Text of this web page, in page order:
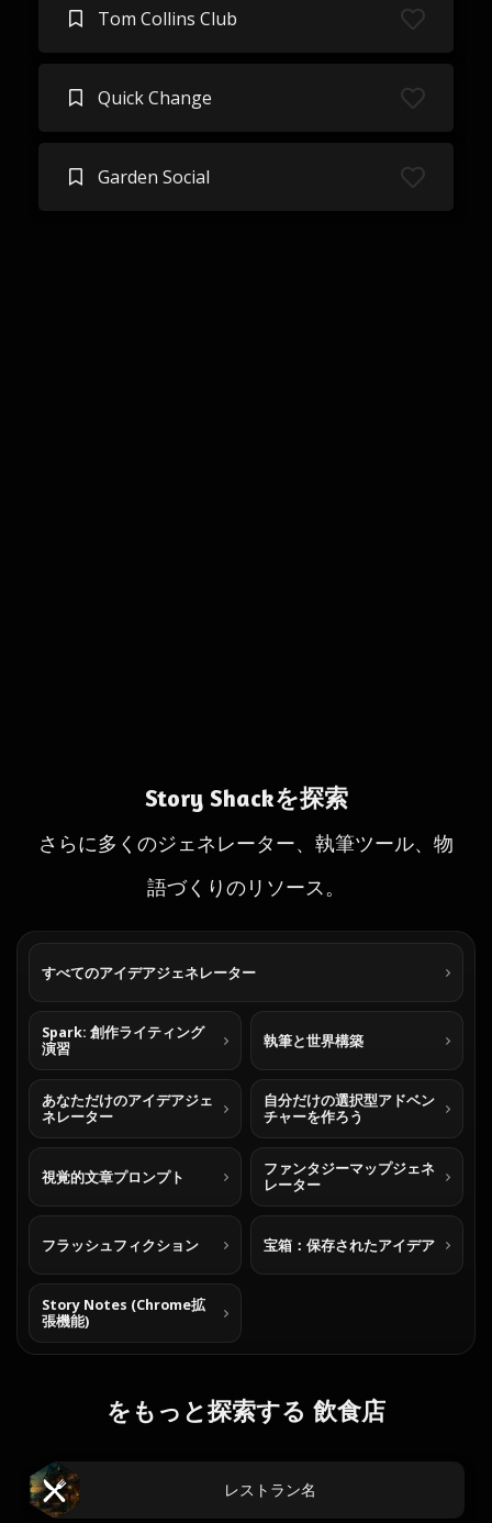
Tom Collins Club
Quick Change
Garden Social
Story Shackを探索
さらに多くのジェネレーター、執筆ツール、物
語づくりのリソース。
すべてのアイデアジェネレーター
Spark: 創作ライティング
演習
執筆と世界構築
あなただけのアイデアジェ
ネレーター
自分だけの選択型アドベン
チャーを作ろう
視覚的文章プロンプト
ファンタジーマップジェネ
レーター
フラッシュフィクション 宝箱：保存されたアイデア
Story Notes (Chrome拡
張機能)
をもっと探索する 飲食店
レストラン名